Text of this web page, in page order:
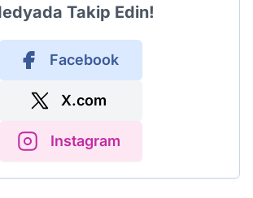
Takip Edin!
Facebook
X.com
Instagram